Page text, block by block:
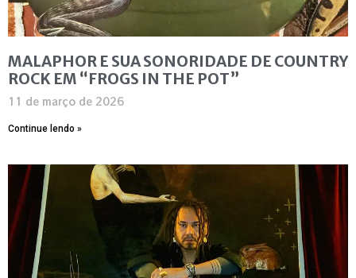
MALAPHOR E SUA SONORIDADE DE COUNTRY
ROCK EM “FROGS IN THE POT”
11 de março de 2026
Continue lendo »